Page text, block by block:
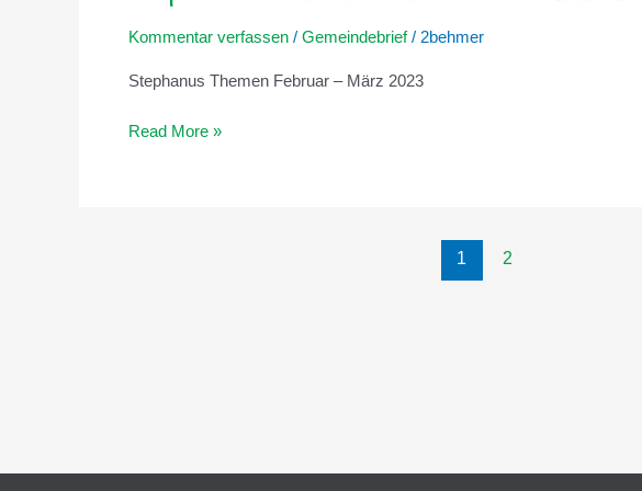
Kommentar verfassen / Gemeindebrief/ 2behmer
Stephanus Themen Februar – März 2023
März
Read More »
1 2